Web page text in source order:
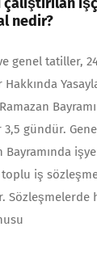
çalıştırılan
nedir?
genel tatiller,
Hakkında
3,5 gündür.
toplu iş